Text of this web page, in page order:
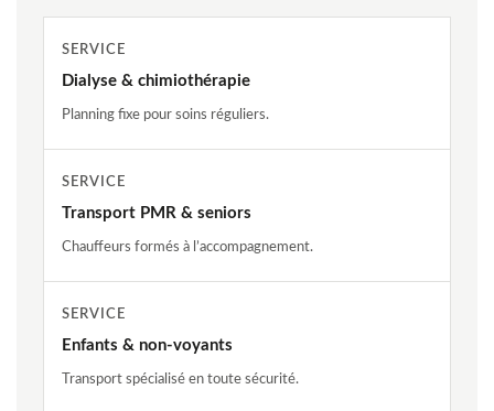
SERVICE
Dialyse & chimiothérapie
Planning fixe pour soins réguliers.
SERVICE
Transport PMR & seniors
Chauffeurs formés à l’accompagnement.
SERVICE
Enfants & non-voyants
Transport spécialisé en toute sécurité.